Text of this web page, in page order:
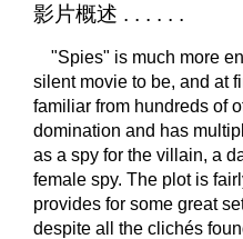
影片概述 . . . . . .
"Spies" is much more
silent movie to be, and at
familiar from hundreds of
domination and has
as a spy for the villain, a
female spy. The plot is
provides for some great
despite all the clichés